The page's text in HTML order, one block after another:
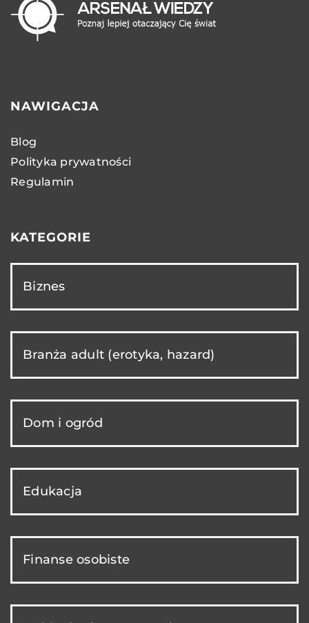
NAWIGACJA
Blog
Polityka prywatności
Regulamin
KATEGORIE
Biznes
Branża adult (erotyka, hazard)
Dom i ogród
Edukacja
Finanse osobiste